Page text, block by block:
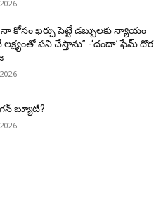
నా కోసం ఖర్చు పెట్టే డబ్బులకు న్యాయం
పని చేస్తాను” -‘దందా’ ఫేమ్ దొర
బ్యూటీ?